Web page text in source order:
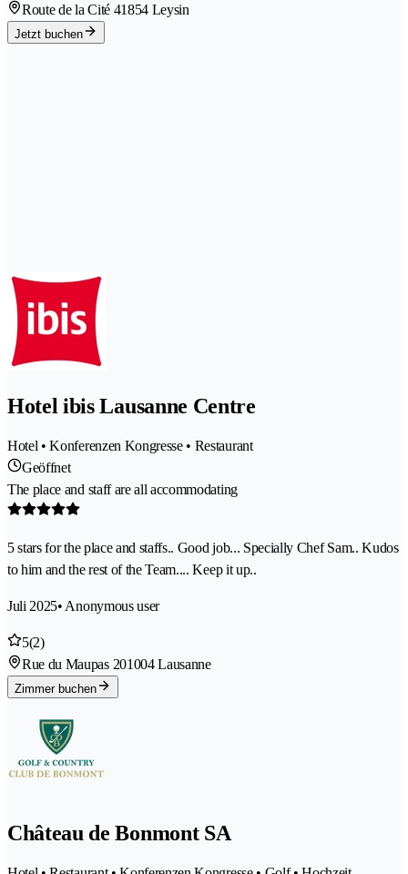
Route de la Cité 41854 Leysin
Jetzt buchen
Hotel ibis Lausanne Centre
Hotel • Konferenzen Kongresse • Restaurant
Geöffnet
The place and staff are all accommodating
5 stars for the place and staffs.. Good job... Specially Chef Sam.. Kudos
to him and the rest of the Team.... Keep it up..
Juli 2025• Anonymous user
5(2)
Rue du Maupas 201004 Lausanne
Zimmer buchen
Château de Bonmont SA